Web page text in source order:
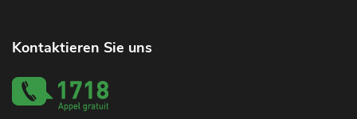
Kontaktieren Sie uns